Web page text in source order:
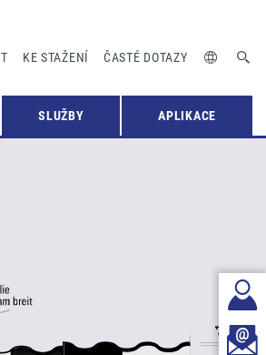
KE STAŽENÍ ČASTÉ DOTAZY
SLUŽBY APLIKACE